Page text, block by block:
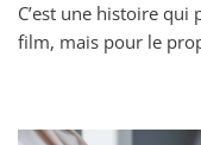
C’est une histoire
film, mais pour le